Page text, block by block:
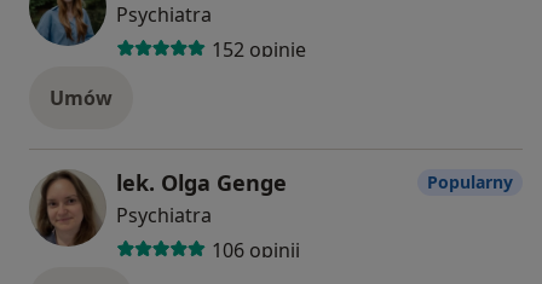
Psychiatra
152 opinie
Umów
lek. Olga Genge
Psychiatra
106 opinii
Popularny